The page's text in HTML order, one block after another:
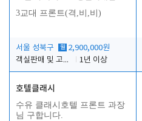
3교대 프론트(격,비,비)
서울 성북구 월 2,900,000원
객실판매 및 고객응대
1년 이상
호텔클래시
수유 클래시호텔 프론트 과장
님 구합니다.